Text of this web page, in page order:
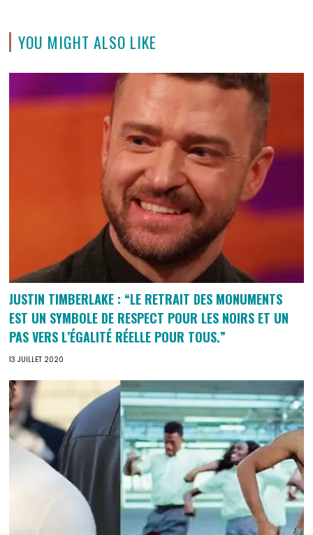
YOU MIGHT ALSO LIKE
JUSTIN TIMBERLAKE : “LE RETRAIT DES MONUMENTS
EST UN SYMBOLE DE RESPECT POUR LES NOIRS ET UN
PAS VERS L’ÉGALITÉ RÉELLE POUR TOUS.”⠀
13 JUILLET 2020